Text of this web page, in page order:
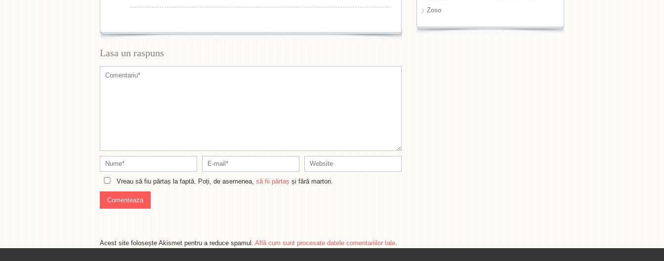
Lasa un raspuns
Vreau să fiu părtaș la faptă. Poți, de asemenea, să fii părtaș și fără martori.
Acest site folosește Akismet pentru a reduce spamul. Află cum sunt procesate datele comentariilor tale
Zoso